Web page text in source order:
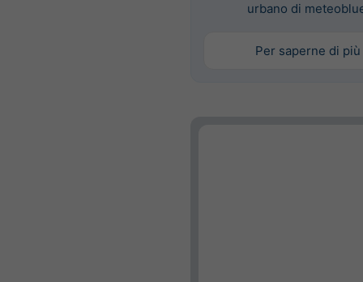
urbano di
Per saperne di più